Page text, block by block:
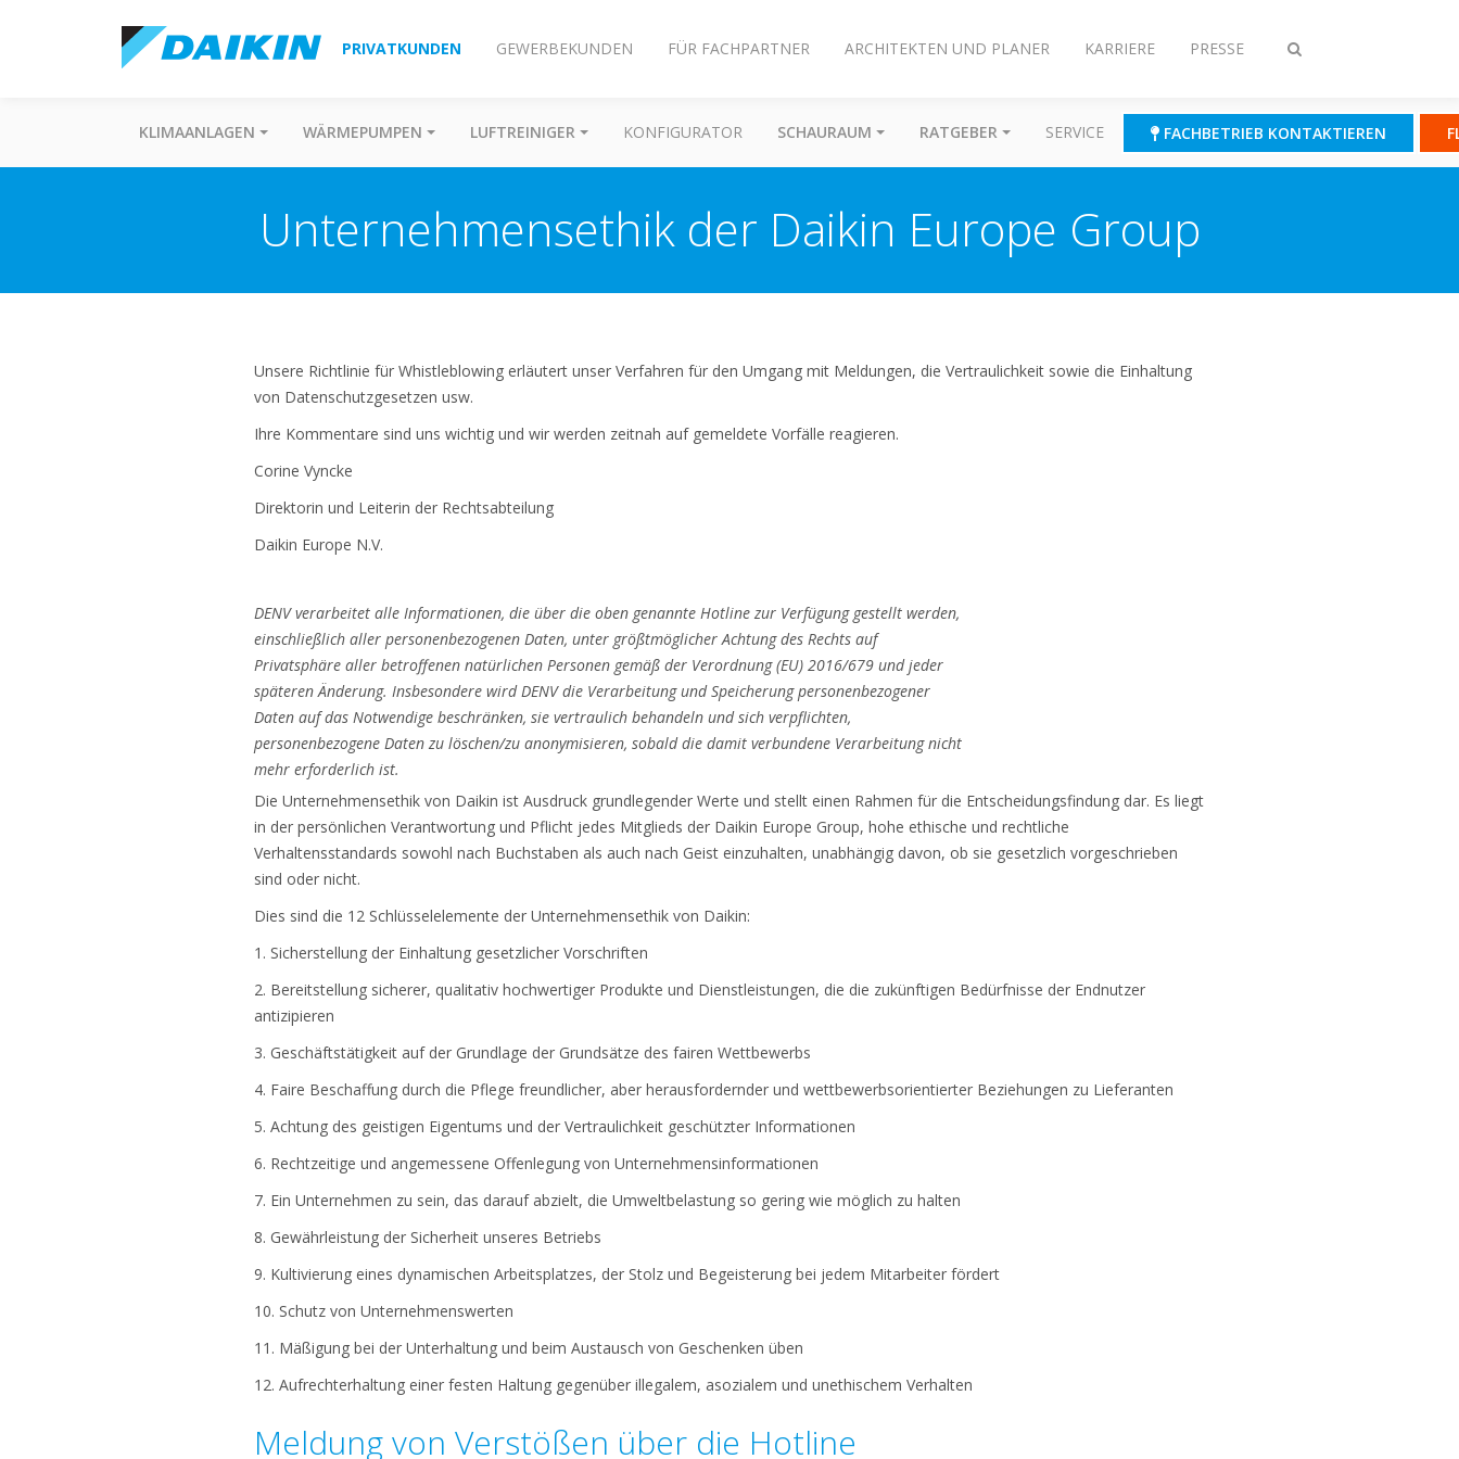
Suche
PRIVATKUNDEN GEWERBEKUNDEN FÜR FACHPARTNER ARCHITEKTEN UND PLANER KARRIERE PRESSE
KLIMAANLAGEN WÄRMEPUMPEN LUFTREINIGER KONFIGURATOR SCHAURAUM RATGEBER SERVICE FACHBETRIEB KONTAKTIEREN
Unternehmensethik der Daikin Europe Group
Unsere Richtlinie für Whistleblowing erläutert unser Verfahren für den Umgang mit Meldungen, die Vertraulichkeit sowie die Einhaltung
von Datenschutzgesetzen usw.
Ihre Kommentare sind uns wichtig und wir werden zeitnah auf gemeldete Vorfälle reagieren.
Corine Vyncke
Direktorin und Leiterin der Rechtsabteilung
Daikin Europe N.V.
DENV verarbeitet alle Informationen, die über die oben genannte Hotline zur Verfügung gestellt werden,
einschließlich aller personenbezogenen Daten, unter größtmöglicher Achtung des Rechts auf
Privatsphäre aller betroffenen natürlichen Personen gemäß der Verordnung (EU) 2016/679 und jeder
späteren Änderung. Insbesondere wird DENV die Verarbeitung und Speicherung personenbezogener
Daten auf das Notwendige beschränken, sie vertraulich behandeln und sich verpflichten,
personenbezogene Daten zu löschen/zu anonymisieren, sobald die damit verbundene Verarbeitung nicht
mehr erforderlich ist.
Die Unternehmensethik von Daikin ist Ausdruck grundlegender Werte und stellt einen Rahmen für die Entscheidungsfindung dar. Es liegt
in der persönlichen Verantwortung und Pflicht jedes Mitglieds der Daikin Europe Group, hohe ethische und rechtliche
Verhaltensstandards sowohl nach Buchstaben als auch nach Geist einzuhalten, unabhängig davon, ob sie gesetzlich vorgeschrieben
sind oder nicht.
Dies sind die 12 Schlüsselelemente der Unternehmensethik von Daikin:
1. Sicherstellung der Einhaltung gesetzlicher Vorschriften
2. Bereitstellung sicherer, qualitativ hochwertiger Produkte und Dienstleistungen, die die zukünftigen Bedürfnisse der Endnutzer
antizipieren
3. Geschäftstätigkeit auf der Grundlage der Grundsätze des fairen Wettbewerbs
4. Faire Beschaffung durch die Pflege freundlicher, aber herausfordernder und wettbewerbsorientierter Beziehungen zu Lieferanten
5. Achtung des geistigen Eigentums und der Vertraulichkeit geschützter Informationen
6. Rechtzeitige und angemessene Offenlegung von Unternehmensinformationen
7. Ein Unternehmen zu sein, das darauf abzielt, die Umweltbelastung so gering wie möglich zu halten
8. Gewährleistung der Sicherheit unseres Betriebs
9. Kultivierung eines dynamischen Arbeitsplatzes, der Stolz und Begeisterung bei jedem Mitarbeiter fördert
10. Schutz von Unternehmenswerten
11. Mäßigung bei der Unterhaltung und beim Austausch von Geschenken üben
12. Aufrechterhaltung einer festen Haltung gegenüber illegalem, asozialem und unethischem Verhalten
Meldung von Verstößen über die Hotline